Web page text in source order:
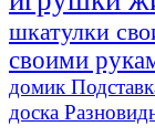
шкатулки
своими
домик
доска